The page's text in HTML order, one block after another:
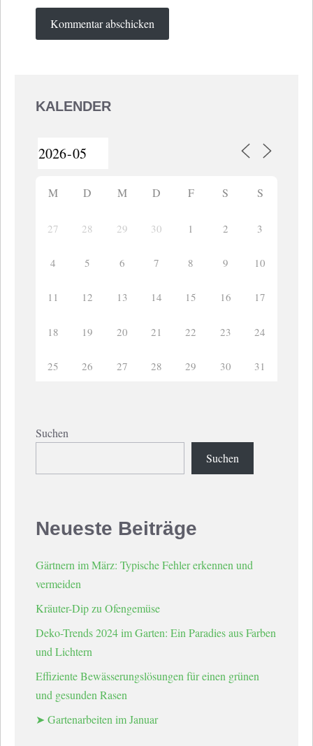
KALENDER
M D M D F S S
27 28 29 30 1 2 3
4 5 6 7 8 9 10
11 12 13 14 15 16 17
18 19 20 21 22 23 24
25 26 27 28 29 30 31
Suchen
Suchen
Neueste Beiträge
Gärtnern im März: Typische Fehler erkennen und
vermeiden
Kräuter-Dip zu Ofengemüse
Deko-Trends 2024 im Garten: Ein Paradies aus Farben
und Lichtern
Effiziente Bewässerungslösungen für einen grünen
und gesunden Rasen
➤ Gartenarbeiten im Januar